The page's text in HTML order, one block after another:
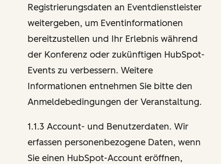
Registrierungsdaten an Eventdienstleister
weitergeben, um Eventinformationen
bereitzustellen und Ihr Erlebnis während
der Konferenz oder zukünftigen HubSpot-
Events zu verbessern. Weitere
Informationen entnehmen Sie bitte den
Anmeldebedingungen der Veranstaltung.
1.1.3 Account- und Benutzerdaten. Wir
erfassen personenbezogene Daten, wenn
Sie einen HubSpot-Account eröffnen,